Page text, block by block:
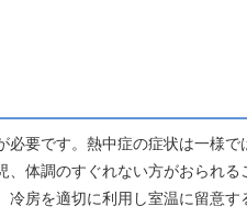
要です。熱中症の症状は一様
体調のすぐれない方がおられ
房を適切に利用し室温に留意